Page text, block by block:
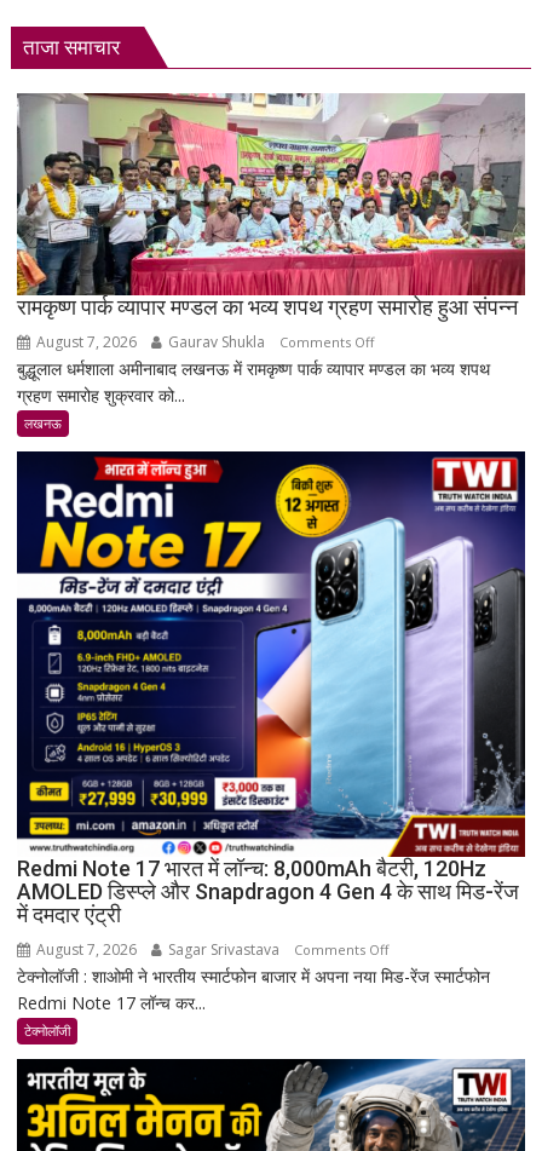
ताजा समाचार
रामकृष्ण पार्क व्यापार मण्डल का भव्य शपथ ग्रहण समारोह हुआ संपन्न
August 7, 2026 Gaurav Shukla Comments Offon
रामकृष्ण
शपथ
समारोह
हुआ
बुद्धूलाल धर्मशाला अमीनाबाद लखनऊ में रामकृष्ण पार्क व्यापार मण्डल का भव्य शपथ
ग्रहण समारोह शुक्रवार को...
लखनऊ
Redmi Note 17 भारत में लॉन्च: 8,000mAh बैटरी, 120Hz
AMOLED डिस्प्ले और Snapdragon 4 Gen 4 के साथ मिड-रेंज
में दमदार एंट्री
August 7, 2026 Sagar Srivastava Comments Offon
Redmi
भारत
में
लॉन्च:
8,000mAh
टेक्नोलॉजी : शाओमी ने भारतीय स्मार्टफोन बाजार में अपना नया मिड-रेंज स्मार्टफोन
Redmi Note 17 लॉन्च कर...
टेक्नोलॉजी